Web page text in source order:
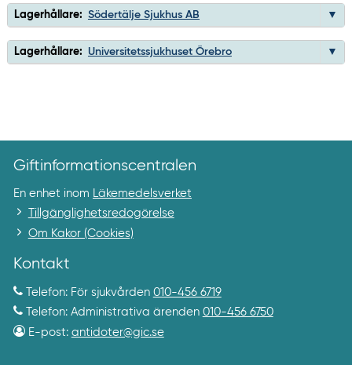
Lagerhållare: Södertälje Sjukhus AB
Lagerhållare: Universitetssjukhuset Örebro
Giftinformationscentralen
En enhet inom
Läkemedelsverket
Tillgänglighetsredogörelse
Om Kakor (Cookies)
Kontakt
Telefon: För sjukvården 010-456 6719
Telefon: Administrativa ärenden 010-456 6750
E-post: antidoter@gic.se